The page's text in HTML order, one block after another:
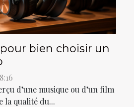
bien choisir un
d’une musique ou d’un film
la qualité du...